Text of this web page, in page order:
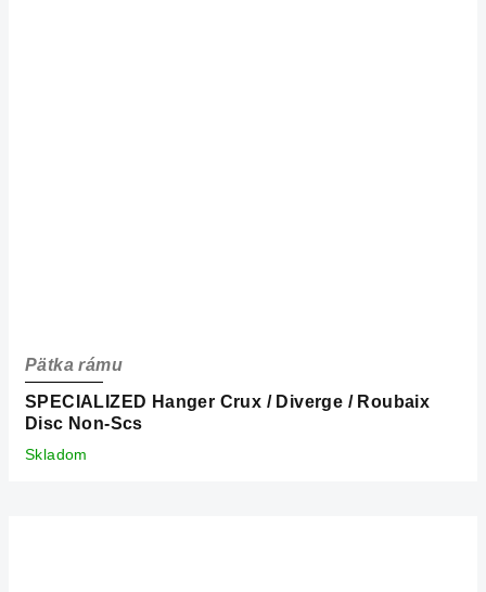
SPECIALIZED Hanger Crux / Diverge / Roubaix
Disc Non-Scs
Pätka rámu
Skladom